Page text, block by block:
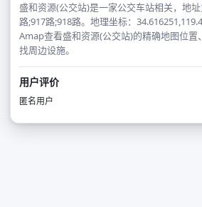
盛和资源(公交站)是一家公交车站相关，地
路;917路;918路。地理坐标：
Amap查看盛和资源(公交站)的精确地图位
找周边设施。
用户评价
匿名用户